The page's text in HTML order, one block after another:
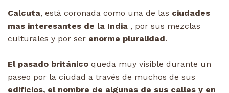
Calcuta, está coronada como una de las ciudades
mas interesantes de la India , por sus mezclas
culturales y por ser enorme pluralidad.
El pasado británico queda muy visible durante un
paseo por la ciudad a través de muchos de sus
edificios, el nombre de algunas de sus calles y en